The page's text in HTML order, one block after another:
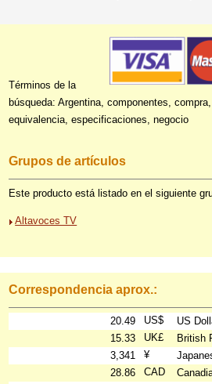
Términos de la
búsqueda: Argentina, componentes,
equivalencia, especificaciones, negocio
Grupos de artículos
Este producto está listado en el siguiente
Altavoces TV
Correspondencia aprox.:
20.49 US$
US
15.33
UK£
British
3,341
¥
28.86
CAD